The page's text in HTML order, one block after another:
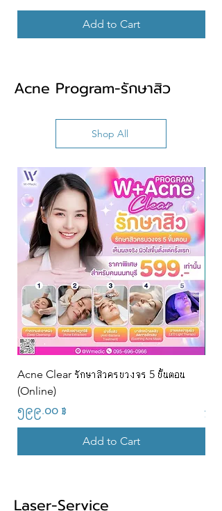
Add to Cart
Acne Program-รักษาสิว
Shop All
Acne Clear รักษาสิวครบวงจร 5 ขั้นตอน
(Online)
Price
၅၉၉.၀၀ ฿
Add to Cart
၂၂
Laser-Service